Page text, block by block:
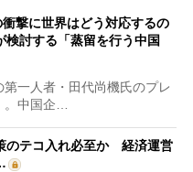
撃に世界はどう対応するの
討する「蒸留を行う中国
一人者・田代尚機氏のプレ
。中国企…
のテコ入れ必至か 経済運営